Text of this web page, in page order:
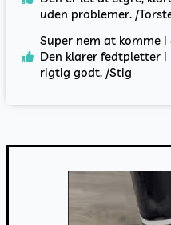
uden problemer. /
Super nem at komme
Den klarer fedtpletter i
rigtig godt. /Stig